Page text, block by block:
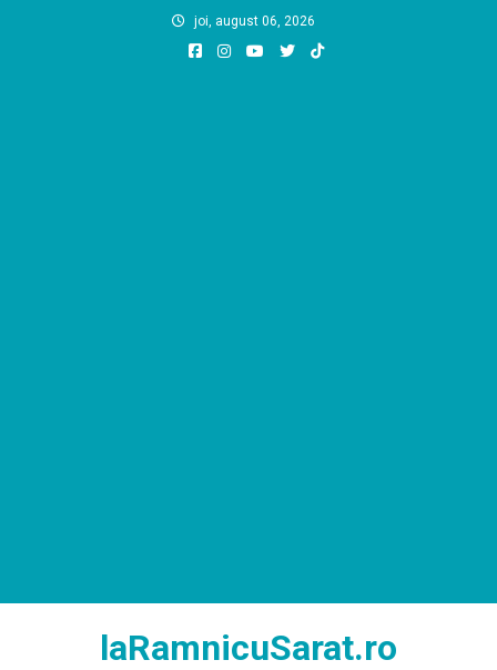
joi, august 06, 2026
laRamnicuSarat.ro